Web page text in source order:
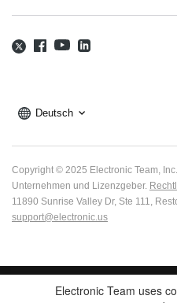
Electronic Team uses
Deutsch
Copyright © 2025 Electronic Team,
Unternehmen und Lizenzgeber.
11890 Sunrise Valley Dr, Ste 111,
support@electronic.us